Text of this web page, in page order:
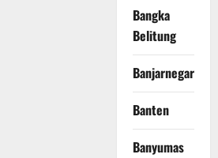
Bangka
Belitung
Banjarnegara
Banten
Banyumas